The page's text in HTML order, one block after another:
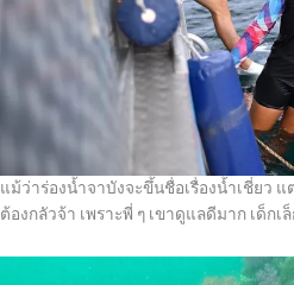
แม้ว่าร่องน้ำจาบังจะขึ้นชื่อเรื่องน้ำเชี่ยว
ต้องกลัวจ้า เพราะพี่ ๆ เขาดูแลดีมาก เด็กเ